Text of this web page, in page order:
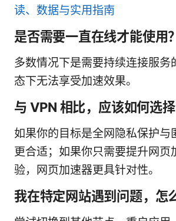
读、数据与实用指南
是否需要一直在线才能使用？
多数情况下是需要持续连接服务
态下无法享受加速效果。
与 VPN 相比，应该如何选择
如果你的目标是全网隐私保护与
更合适；如果你只需要提升网页
验，网页加速器更具针对性。
我在特定网站遇到问题，怎